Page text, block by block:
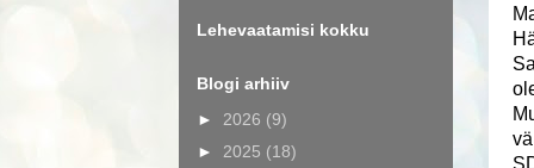
Lehevaatamisi kokku
Blogi arhiiv
► 2026 (9)
► 2025 (18)